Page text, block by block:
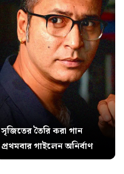
সৃজিতের তৈরি করা গান
প্রথমবার গাইলেন অনির্বাণ